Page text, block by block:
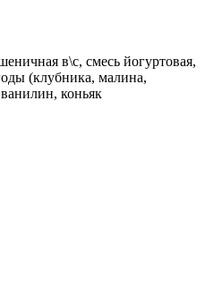
в\с, смесь йогуртовая,
(клубника, малина,
коньяк